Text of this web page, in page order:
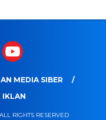
MEDIA SIBER
IKLAN
RIGHTS RESERVED